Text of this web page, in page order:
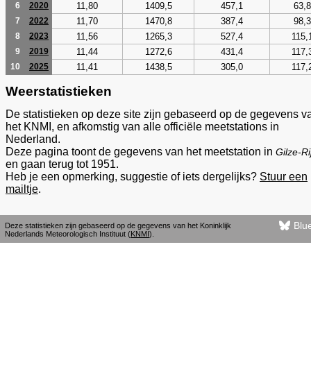
6 2020 11,80 1409,5 457,1 63,8
7 2022 11,70 1470,8 387,4 98,3
8 2023 11,56 1265,3 527,4
9 2019 11,44 1272,6 431,4
10 2025 11,41 1438,5 305,0
Weerstatistieken
De statistieken op deze site zijn gebaseerd op de gegevens
het KNMI, en afkomstig van alle officiële meetstations in
Nederland.
Deze pagina toont de gegevens van het meetstation in Gilze-
en gaan terug tot 1951.
Heb je een opmerking, suggestie of iets dergelijks? Stuur een
mailtje.
Deze statistieken zijn gebaseerd op de gegevens van het Koninklijk
Nederlands Meteorologisch Instituut (KNMI).